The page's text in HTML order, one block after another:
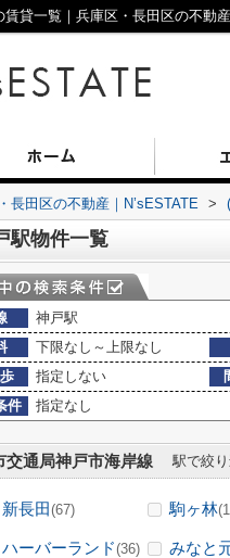
賃貸一覧｜兵庫区・長田区の不動
長田区の不動産｜N’sESTATE >
駅物件一覧
神戸駅
下限なし～上限なし
指定しない
件
指定なし
交通局神戸市海岸線 駅で絞り
新長田(67) 駒ヶ林
ハーバーランド(36) みなと